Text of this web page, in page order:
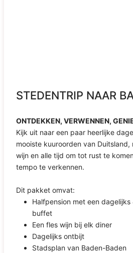
STEDENTRIP NAAR
ONTDEKKEN, VERWENNEN,
Kijk uit naar een paar heerlijke
mooiste kuuroorden van
wijn en alle tijd om tot rust te
tempo te verkennen.
Dit pakket omvat:
Halfpension met een
buffet
Een fles wijn bij elk diner
Dagelijks ontbijt
Stadsplan van Baden-Baden